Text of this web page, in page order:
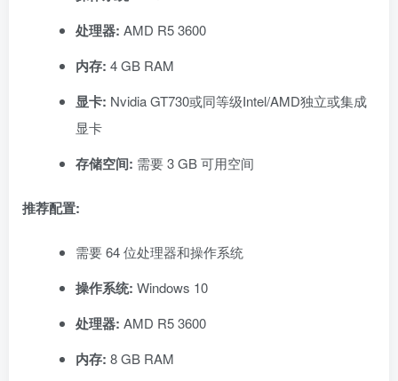
处理器: AMD R5 3600
内存: 4 GB RAM
显卡: Nvidia GT730或同等级Intel/AMD独立或集成
显卡
存储空间: 需要 3 GB 可用空间
推荐配置:
需要 64 位处理器和操作系统
操作系统: Windows 10
处理器: AMD R5 3600
内存: 8 GB RAM